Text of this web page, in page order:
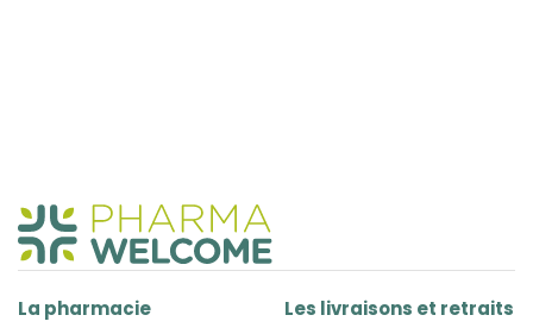
La pharmacie Les livraisons et retraits